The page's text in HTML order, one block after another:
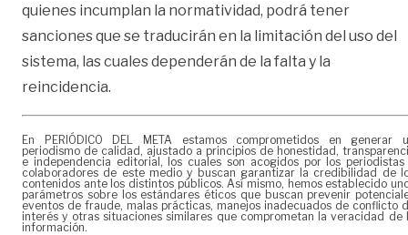
quienes incumplan la normatividad, podrá tener
sanciones que se traducirán en la limitación del uso del
sistema, las cuales dependerán de la falta y la
reincidencia.
En PERIÓDICO DEL META estamos comprometidos en generar
periodismo de calidad, ajustado a principios de honestidad,
e independencia editorial, los cuales son acogidos por los periodistas
colaboradores de este medio y buscan garantizar la credibilidad de
contenidos ante los distintos públicos. Así mismo, hemos establecido
parámetros sobre los estándares éticos que buscan prevenir
eventos de fraude, malas prácticas, manejos inadecuados de conflicto
interés y otras situaciones similares que comprometan la veracidad de
información.